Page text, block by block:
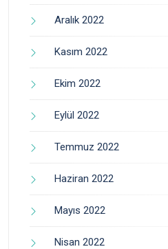
Aralık 2022
Kasım 2022
Ekim 2022
Eylül 2022
Temmuz 2022
Haziran 2022
Mayıs 2022
Nisan 2022